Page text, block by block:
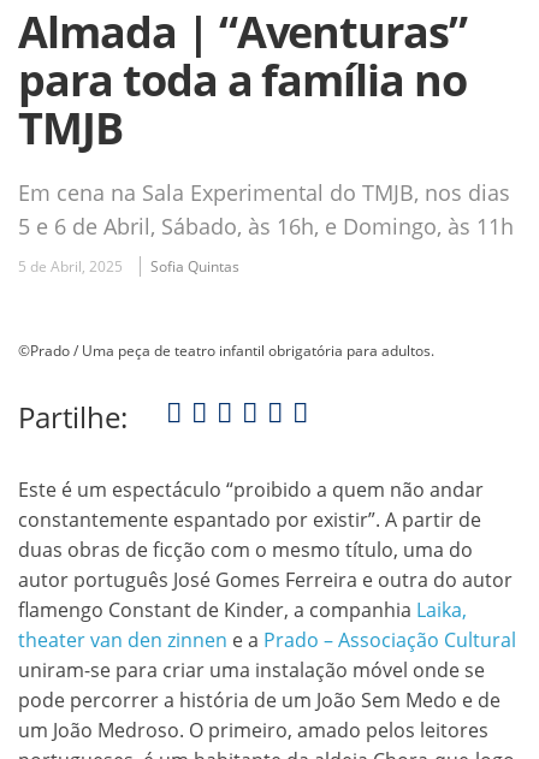
Almada | “Aventuras”
para toda a família no
TMJB
Em cena na Sala Experimental do TMJB, nos dias
5 e 6 de Abril, Sábado, às 16h, e Domingo, às 11h
5 de Abril, 2025 Sofia Quintas
©Prado / Uma peça de teatro infantil obrigatória para adultos.
Partilhe:
Este é um espectáculo “proibido a quem não andar
constantemente espantado por existir”. A partir de
duas obras de ficção com o mesmo título, uma do
autor português José Gomes Ferreira e outra do autor
flamengo Constant de Kinder, a companhia Laika,
theater van den zinnen e a Prado – Associação Cultural
uniram-se para criar uma instalação móvel onde se
pode percorrer a história de um João Sem Medo e de
um João Medroso. O primeiro, amado pelos leitores